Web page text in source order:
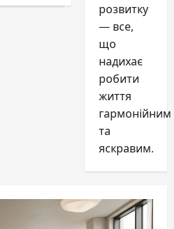
розвитку
— все,
що
надихає
робити
життя
гармонійним
та
яскравим.